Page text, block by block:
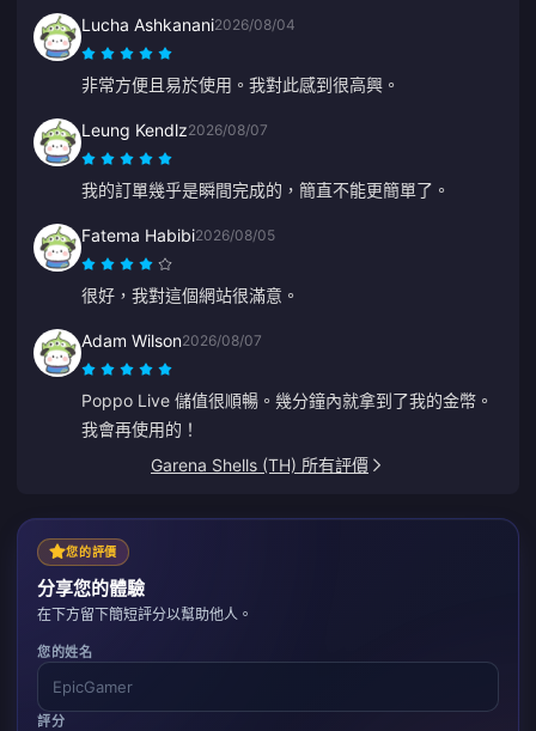
Lucha Ashkanani2026/08/04
非常方便且易於使用。我對此感到很高興。
Leung Kendlz2026/08/07
我的訂單幾乎是瞬間完成的，簡直不能更簡單了。
Fatema Habibi2026/08/05
很好，我對這個網站很滿意。
Adam Wilson2026/08/07
Poppo Live 儲值很順暢。幾分鐘內就拿到了我的金幣。
我會再使用的！
Garena Shells (TH) 所有評價
您的評價
分享您的體驗
在下方留下簡短評分以幫助他人。
您的姓名
評分